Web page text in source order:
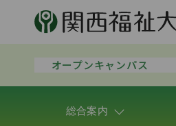
オープンキャンパス
総合案内